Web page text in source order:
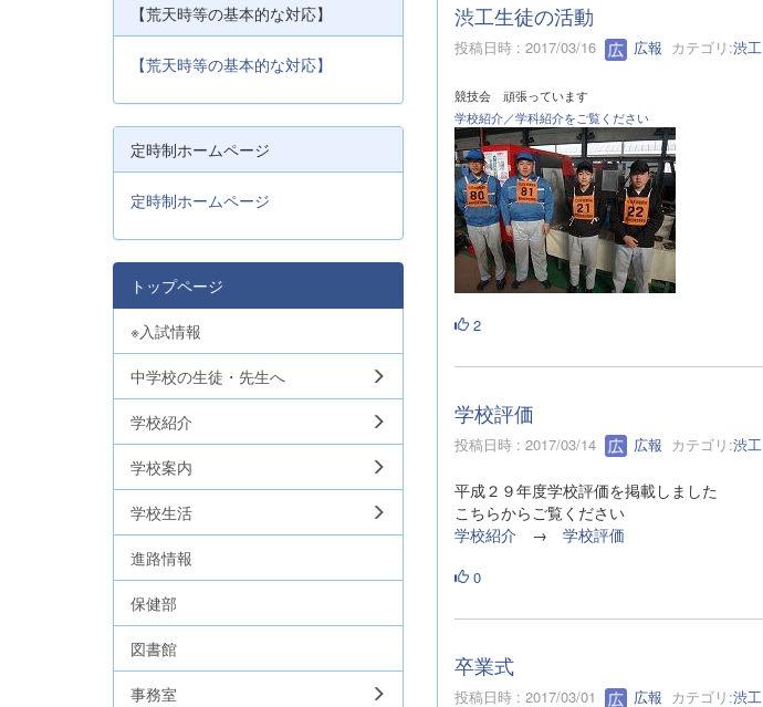
渋工生徒の活動
投稿日時 : 2017/03/16 広報 カテゴリ:渋工
競技会 頑張っています
学校紹介／学科紹介をご覧ください
2
学校評価
投稿日時 : 2017/03/14 広報 カテゴリ:渋工
平成２９年度学校評価を掲載しました
こちらからご覧ください
学校紹介 → 学校評価
0
卒業式
投稿日時 : 2017/03/01 広報 カテゴリ:渋工
【荒天時等の基本的な対応】
【荒天時等の基本的な対応】
定時制ホームページ
定時制ホームページ
トップページ
※入試情報
中学校の生徒・先生へ
学校紹介
学校案内
学校生活
進路情報
保健部
図書館
事務室